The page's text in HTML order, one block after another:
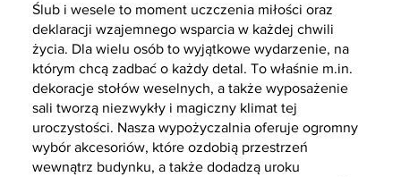
Ślub i wesele to moment uczczenia miłości oraz
deklaracji wzajemnego wsparcia w każdej chwili
życia. Dla wielu osób to wyjątkowe wydarzenie, na
którym chcą zadbać o każdy detal. To właśnie m.in.
dekoracje stołów weselnych, a także wyposażenie
sali tworzą niezwykły i magiczny klimat tej
uroczystości. Nasza wypożyczalnia oferuje ogromny
wybór akcesoriów, które ozdobią przestrzeń
wewnątrz budynku, a także dodadzą uroku